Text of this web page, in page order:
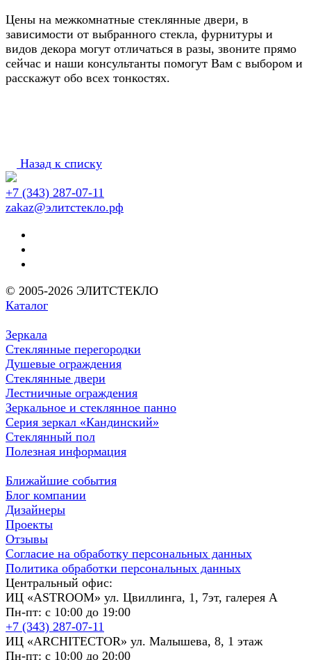
Цены на межкомнатные стеклянные двери, в
зависимости от выбранного стекла, фурнитуры и
видов декора могут отличаться в разы, звоните прямо
сейчас и наши консультанты помогут Вам с выбором и
расскажут обо всех тонкостях.
Назад к списку
+7 (343) 287-07-11
zakaz@элитстекло.рф
© 2005-2026 ЭЛИТСТЕКЛО
Каталог
Зеркала
Стеклянные перегородки
Душевые ограждения
Стеклянные двери
Лестничные ограждения
Зеркальное и стеклянное панно
Серия зеркал «Кандинский»
Стеклянный пол
Полезная информация
Ближайшие события
Блог компании
Дизайнеры
Проекты
Отзывы
Согласие на обработку персональных данных
Политика обработки персональных данных
Центральный офис:
ИЦ «ASTROOM» ул. Цвиллинга, 1, 7эт, галерея А
Пн-пт: с 10:00 до 19:00
+7 (343) 287-07-11
ИЦ «ARCHITECTOR» ул. Малышева, 8, 1 этаж
Пн-пт: с 10:00 до 20:00